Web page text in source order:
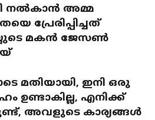
നൽകാൻ അമ്മ
പ്രേരിപ്പിച്ചത്
മകൻ ജേസൺ
മതിയായി, ഇനി ഒരു
ഉണ്ടാകില്ല, എനിക്ക്
അവളുടെ കാര്യങ്ങൾ